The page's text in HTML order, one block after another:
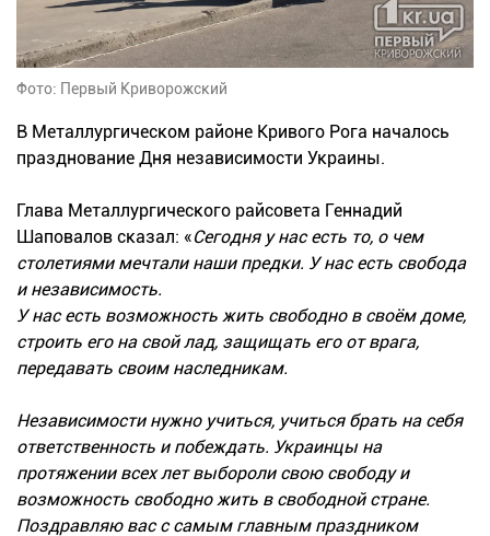
Фото: Первый Криворожский
В Металлургическом районе Кривого Рога началось
празднование Дня независимости Украины.
Глава Металлургического райсовета Геннадий
Шаповалов сказал: «Сегодня у нас есть то, о чем
столетиями мечтали наши предки. У нас есть свобода
и независимость.
У нас есть возможность жить свободно в своём доме,
строить его на свой лад, защищать его от врага,
передавать своим наследникам.
Независимости нужно учиться, учиться брать на себя
ответственность и побеждать. Украинцы на
протяжении всех лет выбороли свою свободу и
возможность свободно жить в свободной стране.
Поздравляю вас с самым главным праздником